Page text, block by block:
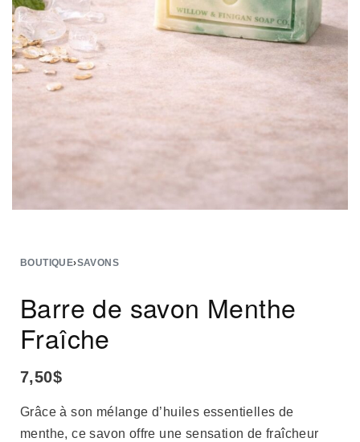
BOUTIQUE›SAVONS
Barre de savon Menthe
Fraîche
7,50$
Grâce à son mélange d’huiles essentielles de
menthe, ce savon offre une sensation de fraîcheur